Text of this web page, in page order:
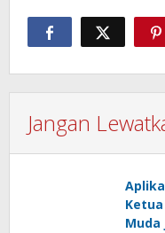
Jangan
Muda